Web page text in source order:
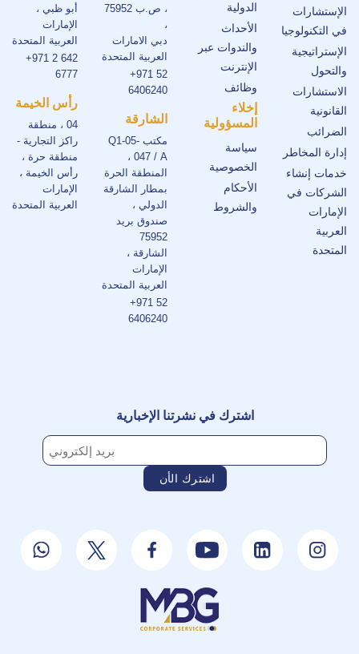
الإستشارات
في التكنولوجيا
الإستراتيجية
والتحول
الاستشارات
القانونية
الضرائب
إدارة المخاطر
خدمات إنشاء
الشركات في
الإمارات
العربية
المتحدة
الدولية
الأحداث
والندوات عبر
الإنترنت
وظائف
إخلاء
المسؤولية
سياسة
الخصوصية
الأحكام
والشروط
، ص.ب 75952
،
دبي الامارات
العربية المتحدة
+971 52
6406240
الشارقة
مكتب Q1-05-
047 / A ،
المنطقة الحرة
بمطار الشارقة
الدولي ،
صندوق بريد
75952
الشارقة ،
الإمارات
العربية المتحدة
+971 52
6406240
أبو ظبي ،
الإمارات
العربية المتحدة
+971 2 642
6777
رأس الخيمة
04 ، منطقة
راكز التجارية -
منطقة حرة ،
رأس الخيمة ،
الإمارات
العربية المتحدة
اشترك في نشرتنا الإخبارية